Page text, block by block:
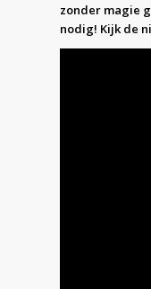
zonder magie
nodig! Kijk de